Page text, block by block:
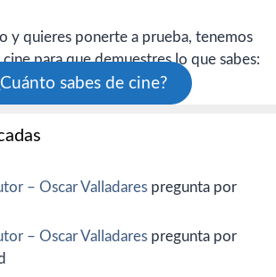
y quieres ponerte a prueba, tenemos
cine para que demuestres lo que sabes:
sabes de cine?
– Oscar Valladares pregunta por
– Oscar Valladares pregunta por